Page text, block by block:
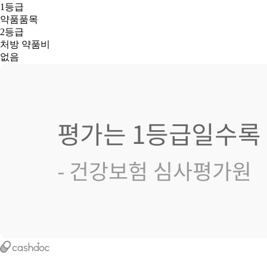
1등급
약품품목
2등급
처방 약품비
없음